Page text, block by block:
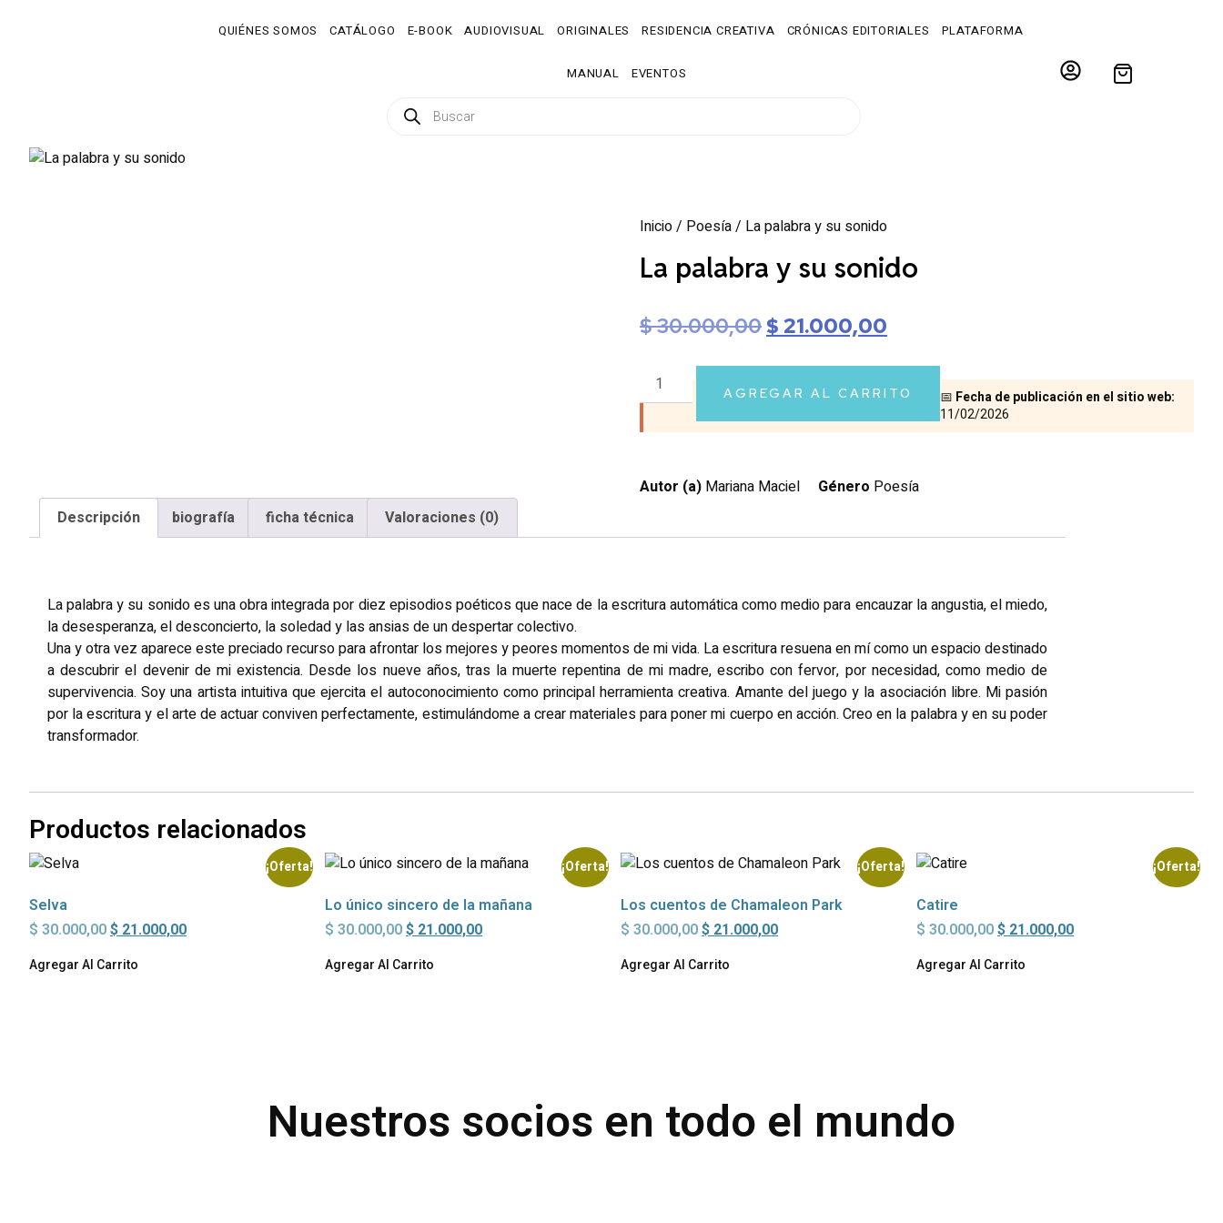
QUIÉNES SOMOS CATÁLOGO E-BOOK AUDIOVISUAL ORIGINALES RESIDENCIA CREATIVA CRÓNICAS EDITORIALES PLATAFORMA
MANUAL EVENTOS
Inicio/ Poesía/ La palabra y su sonido
La palabra y su sonido
$30.000,00 $ 21.000,00
AGREGAR AL CARRITO 📅 Fecha de publicación en el sitio web:
11/02/2026
Autor (a) Mariana Maciel Género Poesía
Descripción
biografía ficha técnica Valoraciones (0)
La palabra y su sonido es una obra integrada por diez episodios poéticos que nace de la escritura automática como medio para encauzar la angustia, el miedo,
la desesperanza, el desconcierto, la soledad y las ansias de un despertar colectivo.
Una y otra vez aparece este preciado recurso para afrontar los mejores y peores momentos de mi vida. La escritura resuena en mí como un espacio destinado
a descubrir el devenir de mi existencia. Desde los nueve años, tras la muerte repentina de mi madre, escribo con fervor, por necesidad, como medio de
supervivencia. Soy una artista intuitiva que ejercita el autoconocimiento como principal herramienta creativa. Amante del juego y la asociación libre. Mi pasión
por la escritura y el arte de actuar conviven perfectamente, estimulándome a crear materiales para poner mi cuerpo en acción. Creo en la palabra y en su poder
transformador.
Productos relacionados
¡Oferta!
Selva
$ 30.000,00 $ 21.000,00
Agregar Al Carrito
¡Oferta!
Lo único sincero de la mañana
$ 30.000,00 $ 21.000,00
Agregar Al Carrito
¡Oferta!
Los cuentos de Chamaleon Park
$ 30.000,00 $ 21.000,00
Agregar Al Carrito
¡Oferta!
Catire
$ 30.000,00 $ 21.000,00
Agregar Al Carrito
Nuestros socios en todo el mundo